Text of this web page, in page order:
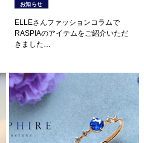
お知らせ
ELLEさんファッションコラムで
RASPIAのアイテムをご紹介いただ
きました…